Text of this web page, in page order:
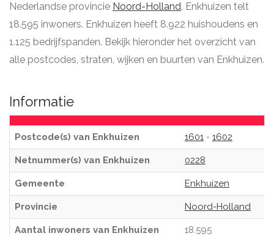
Nederlandse provincie Noord-Holland. Enkhuizen telt
18.595 inwoners. Enkhuizen heeft 8.922 huishoudens en
1.125 bedrijfspanden. Bekijk hieronder het overzicht van
alle postcodes, straten, wijken en buurten van Enkhuizen.
Informatie
Postcode(s) van Enkhuizen 1601 - 1602
Netnummer(s) van Enkhuizen 0228
Gemeente Enkhuizen
Provincie Noord-Holland
Aantal inwoners van Enkhuizen 18.595